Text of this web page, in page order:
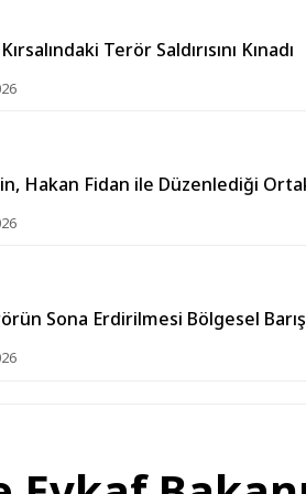
Terör Saldırısını Kınadı
Hakan Fidan ile Düzenlediği
Sona Erdirilmesi Bölgesel